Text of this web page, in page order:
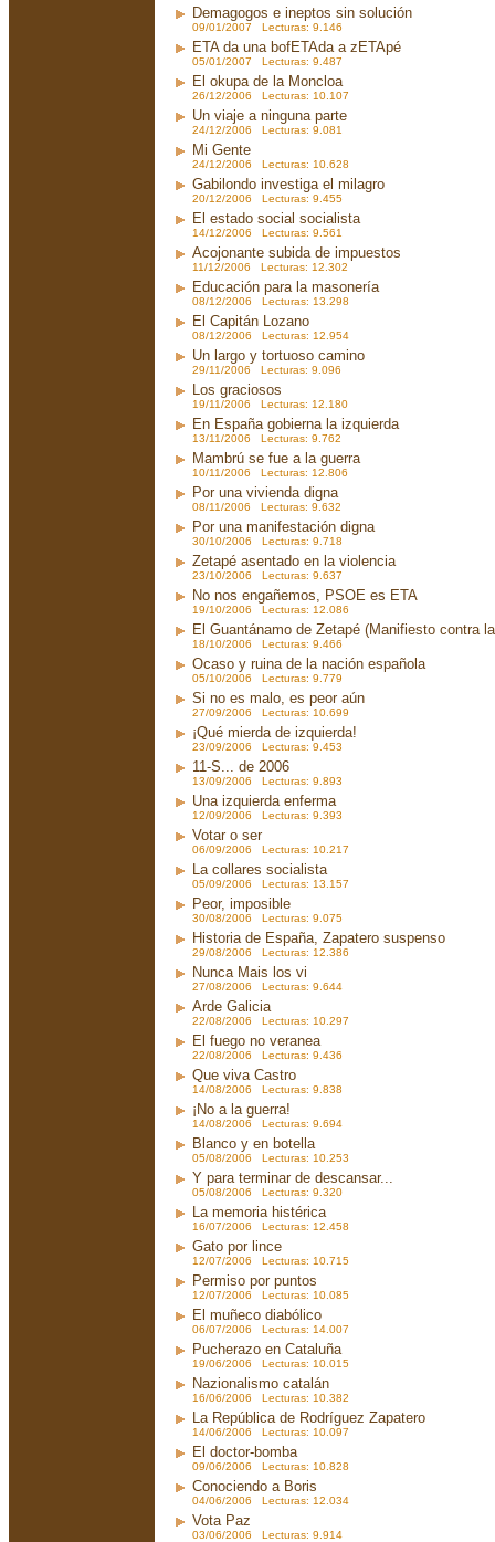
Demagogos e ineptos sin solución
09/01/2007 Lecturas: 9.146
ETA da una bofETAda a zETApé
05/01/2007 Lecturas: 9.487
El okupa de la Moncloa
26/12/2006 Lecturas: 10.107
Un viaje a ninguna parte
24/12/2006 Lecturas: 9.081
Mi Gente
24/12/2006 Lecturas: 10.628
Gabilondo investiga el milagro
20/12/2006 Lecturas: 9.455
El estado social socialista
14/12/2006 Lecturas: 9.561
Acojonante subida de impuestos
11/12/2006 Lecturas: 12.302
Educación para la masonería
08/12/2006 Lecturas: 13.298
El Capitán Lozano
08/12/2006 Lecturas: 12.954
Un largo y tortuoso camino
29/11/2006 Lecturas: 9.096
Los graciosos
19/11/2006 Lecturas: 12.180
En España gobierna la izquierda
13/11/2006 Lecturas: 9.762
Mambrú se fue a la guerra
10/11/2006 Lecturas: 12.806
Por una vivienda digna
08/11/2006 Lecturas: 9.632
Por una manifestación digna
30/10/2006 Lecturas: 9.718
Zetapé asentado en la violencia
23/10/2006 Lecturas: 9.637
No nos engañemos, PSOE es ETA
19/10/2006 Lecturas: 12.086
El Guantánamo de Zetapé (Manifiesto contra
18/10/2006 Lecturas: 9.466
Ocaso y ruina de la nación española
05/10/2006 Lecturas: 9.779
Si no es malo, es peor aún
27/09/2006 Lecturas: 10.699
¡Qué mierda de izquierda!
23/09/2006 Lecturas: 9.453
11-S... de 2006
13/09/2006 Lecturas: 9.893
Una izquierda enferma
12/09/2006 Lecturas: 9.393
Votar o ser
06/09/2006 Lecturas: 10.217
La collares socialista
05/09/2006 Lecturas: 13.157
Peor, imposible
30/08/2006 Lecturas: 9.075
Historia de España, Zapatero suspenso
29/08/2006 Lecturas: 12.386
Nunca Mais los vi
27/08/2006 Lecturas: 9.644
Arde Galicia
22/08/2006 Lecturas: 10.297
El fuego no veranea
22/08/2006 Lecturas: 9.436
Que viva Castro
14/08/2006 Lecturas: 9.838
¡No a la guerra!
14/08/2006 Lecturas: 9.694
Blanco y en botella
05/08/2006 Lecturas: 10.253
Y para terminar de descansar...
05/08/2006 Lecturas: 9.320
La memoria histérica
16/07/2006 Lecturas: 12.458
Gato por lince
12/07/2006 Lecturas: 10.715
Permiso por puntos
12/07/2006 Lecturas: 10.085
El muñeco diabólico
06/07/2006 Lecturas: 14.007
Pucherazo en Cataluña
19/06/2006 Lecturas: 10.015
Nazionalismo catalán
16/06/2006 Lecturas: 10.382
La República de Rodríguez Zapatero
14/06/2006 Lecturas: 10.097
El doctor-bomba
09/06/2006 Lecturas: 10.828
Conociendo a Boris
04/06/2006 Lecturas: 12.034
Vota Paz
03/06/2006 Lecturas: 9.914